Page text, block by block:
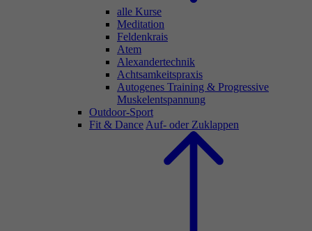
alle Kurse
Meditation
Feldenkrais
Atem
Alexandertechnik
Achtsamkeitspraxis
Autogenes Training & Progressive
Muskelentspannung
Outdoor-Sport
Fit & Dance Auf- oder Zuklappen